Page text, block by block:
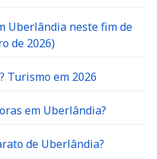
Uberlândia neste fim de
de 2026)
Turismo em 2026
em Uberlândia?
de Uberlândia?